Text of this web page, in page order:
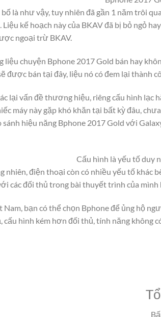
bố là như vậy, tuy nhiên đã gần 1 năm trôi
Liệu kế hoạch này của BKAV đã bị bỏ ngỏ
ngoại trừ BKAV.
liệu chuyện Bphone 2017 Gold bán hay
được bán tại đây, liệu nó có đem lại thành
lại vấn đề thương hiệu, riêng cấu hình lạc
máy này gặp khó khăn tại bất kỳ đâu,
sánh hiệu năng Bphone 2017 Gold với
Cấu hình là yếu tố duy
nhiên, điện thoại còn có nhiều yếu tố khác
các đối thủ trong bài thuyết trình của mình
Nam, bạn có thể chọn Bphone để ủng hộ
cấu hình kém hơn đối thủ, tính năng không